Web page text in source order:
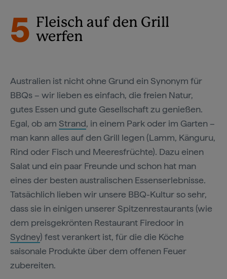
5 Fleisch auf den Grill
werfen
Australien ist nicht ohne Grund ein Synonym für
BBQs – wir lieben es einfach, die freien Natur,
gutes Essen und gute Gesellschaft zu genießen.
Egal, ob am Strand, in einem Park oder im Garten –
man kann alles auf den Grill legen (Lamm, Känguru,
Rind oder Fisch und Meeresfrüchte). Dazu einen
Salat und ein paar Freunde und schon hat man
eines der besten australischen Essenserlebnisse.
Tatsächlich lieben wir unsere BBQ-Kultur so sehr,
dass sie in einigen unserer Spitzenrestaurants (wie
dem preisgekrönten Restaurant Firedoor in
Sydney) fest verankert ist, für die die Köche
saisonale Produkte über dem offenen Feuer
zubereiten.